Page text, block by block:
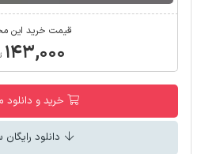
قیمت خرید این
۱۴۳,۰۰۰
خرید و
دانلود رایگان